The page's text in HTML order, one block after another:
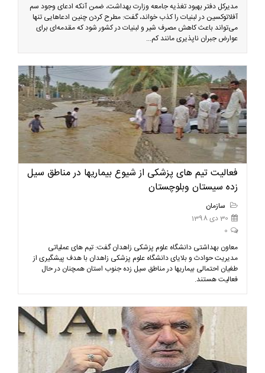
مدیرکل دفتر بهبود تغذیه جامعه وزارت بهداشت، ضمن آنکه ادعای وجود سم
آفلاتوکسین در لبنیات را کذب خواند، گفت: مطرح کردن چنین ادعاهایی تنها
می‌تواند باعث کاهش مصرف شیر و لبنیات در کشور شود که مقدمه‌ای برای
عوارض جبران ناپذیری مانند کم...
فعالیت تیم های پزشکی از شیوع بیماریها در مناطق سیل
زده سیستان وبلوچستان
سازمان
30 دی 1398
0
معاون بهداشتی دانشگاه علوم پزشکی زاهدان گفت: تیم های عملیاتی
مدیریت حوادث و بلایای دانشگاه علوم پزشکی زاهدان با هدف پیشگیری از
طغیان احتمالی بیماریها در مناطق سیل زده جنوب استان همچنان در حال
فعالیت هستند.